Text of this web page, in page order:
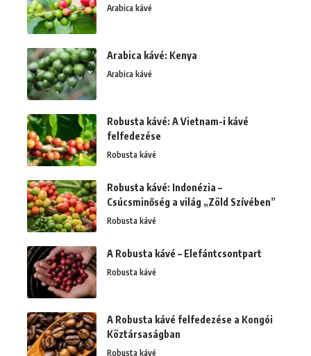
Arabica kávé
Arabica kávé: Kenya
Arabica kávé
Robusta kávé: A Vietnam-i kávé
felfedezése
Robusta kávé
Robusta kávé: Indonézia –
Csúcsminőség a világ „Zöld Szívében”
Robusta kávé
A Robusta kávé – Elefántcsontpart
Robusta kávé
A Robusta kávé felfedezése a Kongói
Köztársaságban
Robusta kávé